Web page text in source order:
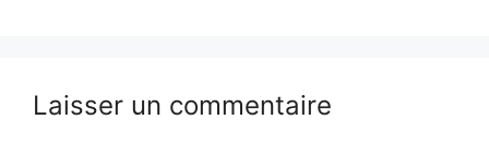
Laisser un commentaire